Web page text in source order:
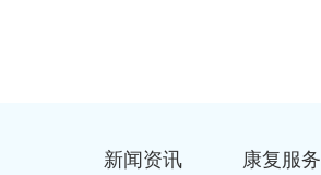
新闻资讯 康复服务